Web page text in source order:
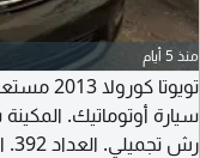
منذ 5 أيام
سيارة أوتوماتيك.